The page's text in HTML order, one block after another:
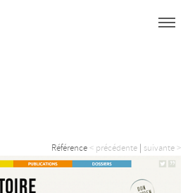
Référence< précédente suivante >